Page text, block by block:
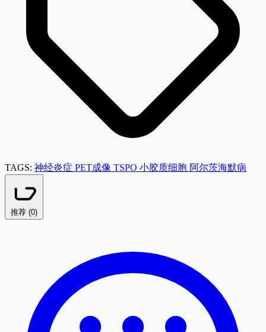
TAGS: 神经炎症 PET成像 TSPO 小胶质细胞 阿尔茨海默病
推荐 (0)